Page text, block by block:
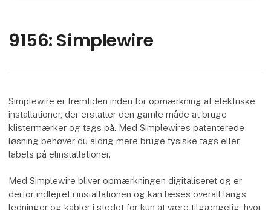
9156: Simplewire
Simplewire er fremtiden inden for opmærkning af elektriske
installationer, der erstatter den gamle måde at bruge
klistermærker og tags på. Med Simplewires patenterede
løsning behøver du aldrig mere bruge fysiske tags eller
labels på elinstallationer.
Med Simplewire bliver opmærkningen digitaliseret og er
derfor indlejret i installationen og kan læses overalt langs
ledninger og kabler i stedet for kun at være tilgængelig, hvor